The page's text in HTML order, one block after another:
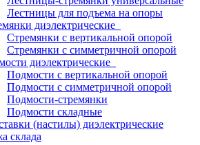
Лестницы для подъема на опоры
диэлектрические
Стремянки с вертикальной опорой
Стремянки с симметричной опорой
диэлектрические
Подмости с вертикальной опорой
Подмости с симметричной опорой
Подмости-стремянки
Подмости складные
(настилы) диэлектрические
склада